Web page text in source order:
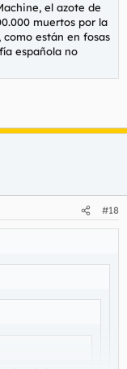
el azote de
muertos por la
como están en fosas
española no
#18